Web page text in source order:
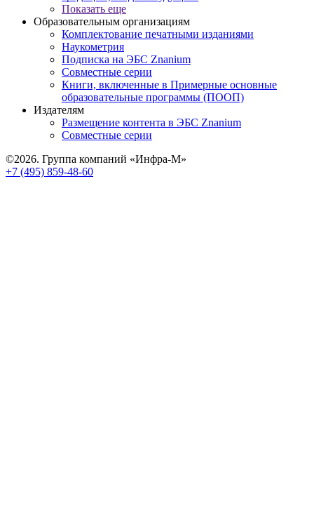
Показать еще
Образовательным организациям
Комплектование печатными изданиями
Наукометрия
Подписка на ЭБС Znanium
Совместные серии
Книги, включенные в Примерные основные
образовательные программы (ПООП)
Издателям
Размещение контента в ЭБС Znanium
Совместные серии
©2026. Группа компаний «Инфра-М»
+7 (495) 859-48-60